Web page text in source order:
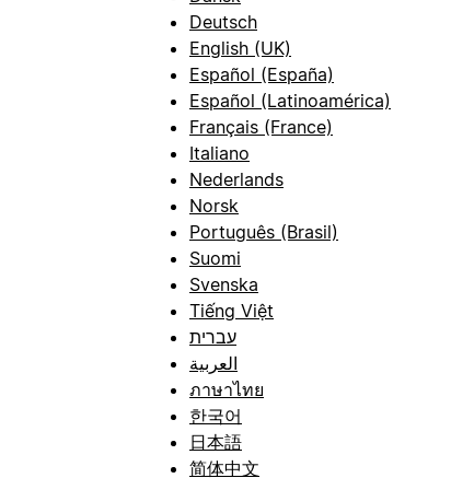
Deutsch
English (UK)
Español (España)
Español (Latinoamérica)
Français (France)
Italiano
Nederlands
Norsk
Português (Brasil)
Suomi
Svenska
Tiếng Việt
עברית
العربية
ภาษาไทย
한국어
日本語
简体中文